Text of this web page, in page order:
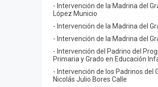
- Intervención de la Madrina del
López Municio
- Intervención de la Madrina del
- Intervención de la Madrina del
- Intervención del Padrino del
Primaria y Grado en Educación
- Intervención de los Padrinos del
Nicolás Julio Bores Calle